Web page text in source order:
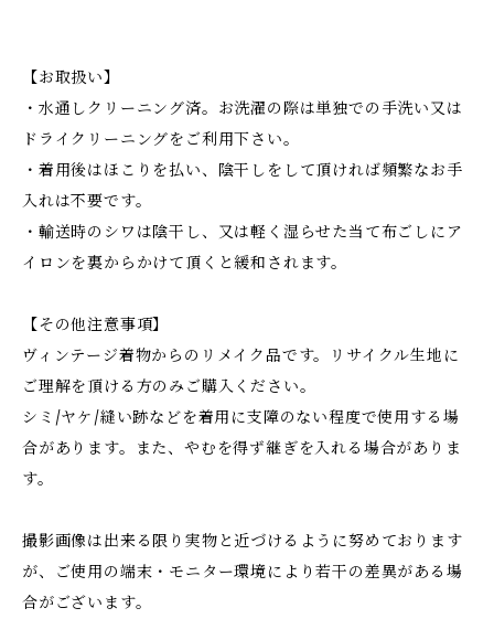
【お取扱い】
・水通しクリーニング済。お洗濯の際は単独での手洗い又は
ドライクリーニングをご利用下さい。
・着用後はほこりを払い、陰干しをして頂ければ頻繁なお手
入れは不要です。
・輸送時のシワは陰干し、又は軽く湿らせた当て布ごしにア
イロンを裏からかけて頂くと緩和されます。
【その他注意事項】
ヴィンテージ着物からのリメイク品です。リサイクル生地に
ご理解を頂ける方のみご購入ください。
シミ/ヤケ/縫い跡などを着用に支障のない程度で使用する場
合があります。また、やむを得ず継ぎを入れる場合がありま
す。
撮影画像は出来る限り実物と近づけるように努めております
が、ご使用の端末・モニター環境により若干の差異がある場
合がございます。